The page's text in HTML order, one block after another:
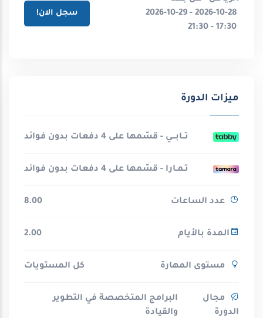
سجل الان!
ميزات الدورة
تــابـــي - قسّمها على 4 دفعات بدون فوائد
تـمـارا - قسّمها على 4 دفعات بدون فوائد
عدد الساعات 8.00
المدة بالأيام 2.00
مستوى المهارة كل المستويات
مجال
الدورة
البرامج المتخصصة في التطوير
والقيادة